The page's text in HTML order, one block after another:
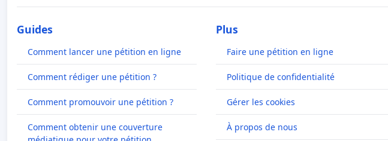
Guides
Comment lancer une pétition en ligne
Comment rédiger une pétition ?
Comment promouvoir une pétition ?
Comment obtenir une couverture
Plus
Faire une pétition en ligne
Politique de confidentialité
Gérer les cookies
À propos de nous